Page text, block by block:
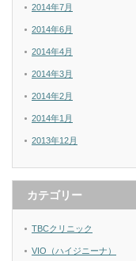
2014年7月
2014年6月
2014年4月
2014年3月
2014年2月
2014年1月
2013年12月
カテゴリー
TBCクリニック
VIO（ハイジニーナ）